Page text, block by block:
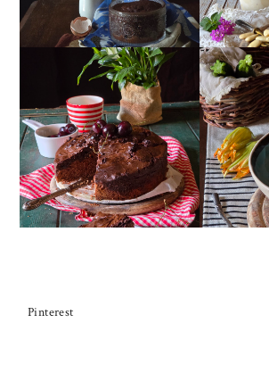
TORTA DOPPIO
CIOCCOLATO E
CILIEGIE
Pinterest